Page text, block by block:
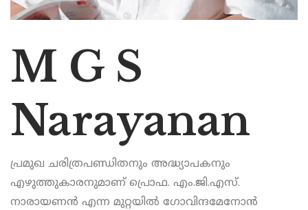
M G S
Narayanan
പ്രമുഖ ചരിത്രപണ്ഡിതനും അദ്ധ്യാപകനും
എഴുത്തുകാരനുമാണ്‌ പ്രൊഫ. എം.ജി.എസ്.
നാരായണൻ എന്ന മുറ്റയിൽ ഗോവിന്ദമേനോൻ